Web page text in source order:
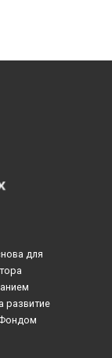
для
развитие